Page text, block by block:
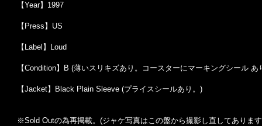
【Year】1997
【Press】US
【Label】Loud
【Condition】B (薄いスリキズあり。コースターにマーキングシール あ
【Jacket】Black Plain Sleeve (プライスシールあり。)
※Sold Outの為再掲載。 (ジャケ写真はこの盤から撮影し直してありま